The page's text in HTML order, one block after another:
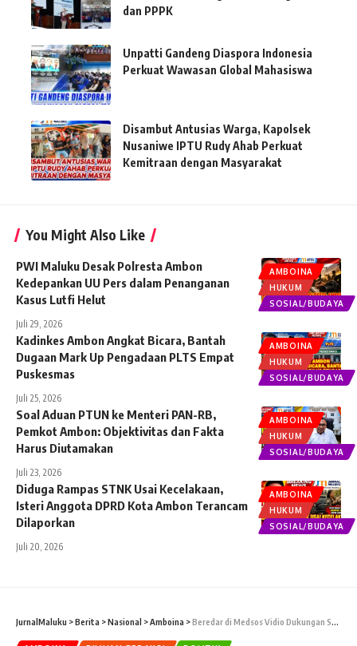
dan PPPK
Unpatti Gandeng Diaspora Indonesia
Perkuat Wawasan Global Mahasiswa
Disambut Antusias Warga, Kapolsek
Nusaniwe IPTU Rudy Ahab Perkuat
Kemitraan dengan Masyarakat
You Might Also Like
AMBOINA
HUKUM
SOSIAL/BUDAYA
PWI Maluku Desak Polresta Ambon
Kedepankan UU Pers dalam Penanganan
Kasus Lutfi Helut
Juli 29, 2026
AMBOINA
HUKUM
SOSIAL/BUDAYA
Kadinkes Ambon Angkat Bicara, Bantah
Dugaan Mark Up Pengadaan PLTS Empat
Puskesmas
Juli 25, 2026
AMBOINA
HUKUM
SOSIAL/BUDAYA
Soal Aduan PTUN ke Menteri PAN-RB,
Pemkot Ambon: Objektivitas dan Fakta
Harus Diutamakan
Juli 23, 2026
AMBOINA
HUKUM
SOSIAL/BUDAYA
Diduga Rampas STNK Usai Kecelakaan,
Isteri Anggota DPRD Kota Ambon Terancam
Dilaporkan
Juli 20, 2026
JurnalMaluku >Berita >Nasional >Amboina >Beredar di Medsos Vidio Dukungan Salasatu Caketum HIPMI:Pembina HIPMI,Gubenur Harus Adil & Bijaksana